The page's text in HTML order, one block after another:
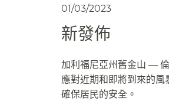
01/03/2023
新發佈​​
加利福尼亞州舊金山 —
應對近期和即將到來的
確保居民的安全。​​